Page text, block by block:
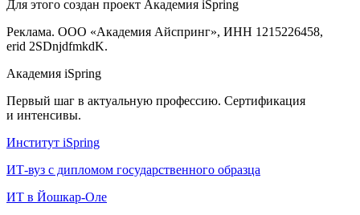
Для этого создан проект Академия iSpring
Реклама. ООО «Академия Айспринг», ИНН 1215226458,
erid 2SDnjdfmkdK.
Академия iSpring
Первый шаг в актуальную профессию. Сертификация
и интенсивы.
Институт iSpring
ИТ-вуз с дипломом государственного образца
ИТ в Йошкар-Оле